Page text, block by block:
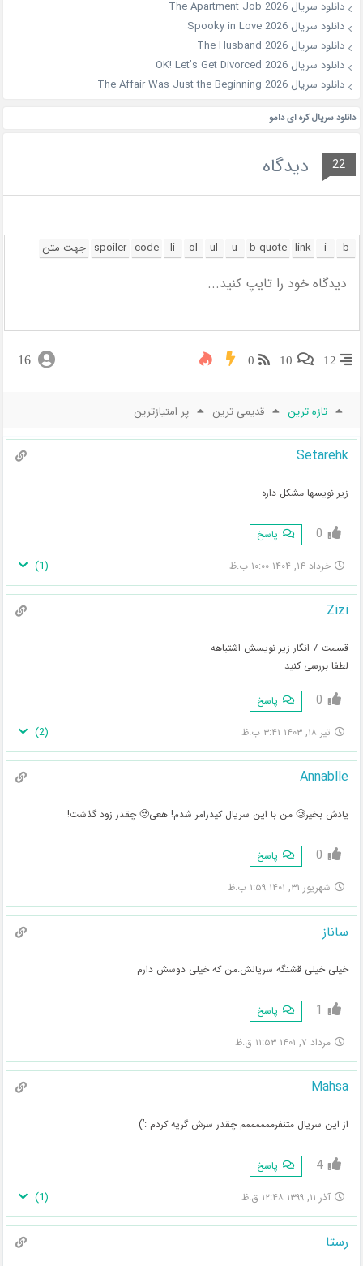
دانلود سریال The Apartment Job 2026
دانلود سریال Spooky in Love 2026
دانلود سریال The Husband 2026
دانلود سریال OK! Let’s Get Divorced 2026
دانلود سریال The Affair Was Just the Beginning 2026
دانلود سریال کره ای دامو
22 دیدگاه
12
10
0
16
تازه ترین قدیمی ترین پر امتیازترین
Setarehk
زیر نویسها مشکل داره
0 پاسخ
خرداد ۱۴, ۱۴۰۴ ۱۰:۰۰ ب.ظ (
1
)
Zizi
قسمت 7 انگار زیر نویسش اشتباهه
لطفا بررسی کنید
0 پاسخ
تیر ۱۸, ۱۴۰۳ ۳:۴۱ ب.ظ (
2
)
Annablle
یادش بخیر🥲 من با این سریال کیدرامر شدم! هعی🥹 چقدر زود گذشت!
0 پاسخ
شهریور ۳۱, ۱۴۰۱ ۱:۵۹ ب.ظ
ساناز
خیلی خیلی قشنگه سریالش.من که خیلی دوسش دارم
1 پاسخ
مرداد ۷, ۱۴۰۱ ۱۱:۵۳ ق.ظ
Mahsa
از این سریال متنفرممممممم چقدر سرش گریه کردم :’)
4 پاسخ
آذر ۱۱, ۱۳۹۹ ۱۲:۴۸ ق.ظ (
1
)
رستا